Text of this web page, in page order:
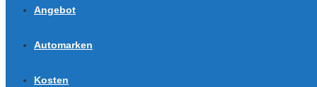
Angebot
Automarken
Kosten